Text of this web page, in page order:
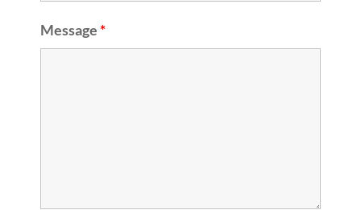
Message*